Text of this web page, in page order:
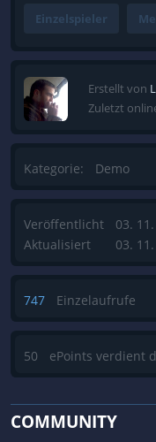
Einzelspieler
Erstellt von
Zuletzt
Kategorie: Demo
Veröffentlicht
Aktualisiert
03.
03.
747 Einzelaufrufe
50 ePoints verdient
COMMUNITY